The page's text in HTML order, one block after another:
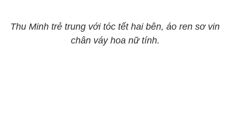
Thu Minh trẻ trung với tóc tết hai bên, áo ren sơ vin
chân váy hoa nữ tính.